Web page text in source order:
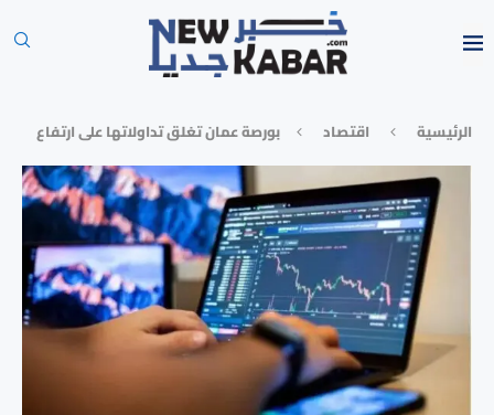
الرئيسية ⁠اقتصاد بورصة عمان تغلق تداولاتها على ارتفاع